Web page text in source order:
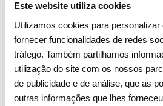
Este website utiliza cookies
Utilizamos cookies para personalizar
fornecer funcionalidades de redes
tráfego. Também partilhamos
utilização do site com os nossos
de publicidade e de análise, que as
outras informações que lhes